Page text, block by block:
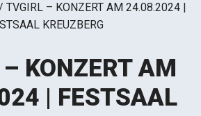
TVGIRL – KONZERT AM 24.08.2024 |
KREUZBERG
KONZERT AM
| FESTSAAL